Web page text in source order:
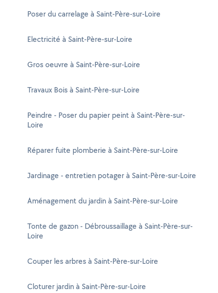
Poser du carrelage à Saint-Père-sur-Loire
Electricité à Saint-Père-sur-Loire
Gros oeuvre à Saint-Père-sur-Loire
Travaux Bois à Saint-Père-sur-Loire
Peindre - Poser du papier peint à Saint-Père-sur-
Loire
Réparer fuite plomberie à Saint-Père-sur-Loire
Jardinage - entretien potager à Saint-Père-sur-Loire
Aménagement du jardin à Saint-Père-sur-Loire
Tonte de gazon - Débroussaillage à Saint-Père-sur-
Loire
Couper les arbres à Saint-Père-sur-Loire
Cloturer jardin à Saint-Père-sur-Loire